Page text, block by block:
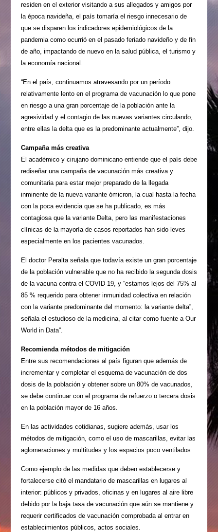
residen en el exterior visitando a sus alle­gados y amigos por
la épo­ca navideña, el país toma­ría el riesgo innecesario de
que se disparen los indica­dores epidemiológicos de la
pandemia como ocurrió en el pasado feriado navideño y de fin
de año, impactando de nuevo en la salud públi­ca, el turismo y
la economía nacional.
“En el país, continuamos atravesando por un perío­do
relativamente lento en el programa de vacunación lo que pone
en riesgo a una gran porcentaje de la po­blación ante la
agresividad y el contagio de las nuevas variantes circulando,
entre ellas la delta que es la pre­dominante actualmente”, dijo.
Campaña más creativa
El académico y cirujano do­minicano entiende que el país debe
rediseñar una campaña de vacunación más creativa y
comunitaria para estar mejor preparado de la llegada
inminente de la nue­va variante ómicron, la cual hasta la fecha
con la poca evi­dencia que se ha publicado, es más
contagiosa que la va­riante Delta, pero las mani­festaciones
clínicas de la ma­yoría de casos reportados han sido leves
especialmente en los pacientes vacunados.
El doctor Peralta señala que todavía existe un gran porcentaje
de la población vulnerable que no ha reci­bido la segunda dosis
de la vacuna contra el COVID-19, y “estamos lejos del 75% al
85 % requerido para obte­ner inmunidad colectiva en relación
con la variante pre­dominante del momento: la variante delta”,
señala el estudioso de la medicina, al citar como fuente a Our
World in Data”.
Recomienda métodos de mitigación
Entre sus recomendaciones al país figuran que además de
incrementar y comple­tar el esquema de vacuna­ción de dos
dosis de la po­blación y obtener sobre un 80% de vacunados,
se debe continuar con el programa de refuerzo o tercera dosis
en la población mayor de 16 años.
En las actividades coti­dianas, sugiere además, usar los
métodos de mitiga­ción, como el uso de mas­carillas, evitar las
aglome­raciones y multitudes y los espacios poco ventilados
Como ejemplo de las me­didas que deben estable­cerse y
fortalecerse citó el mandatario de mascarillas en lugares al
interior: públi­cos y privados, oficinas y en lugares al aire libre
debido por la baja tasa de vacuna­ción que aún se mantiene y
requerir certificados de va­cunación comprobada al entrar en
establecimientos públicos, actos sociales.